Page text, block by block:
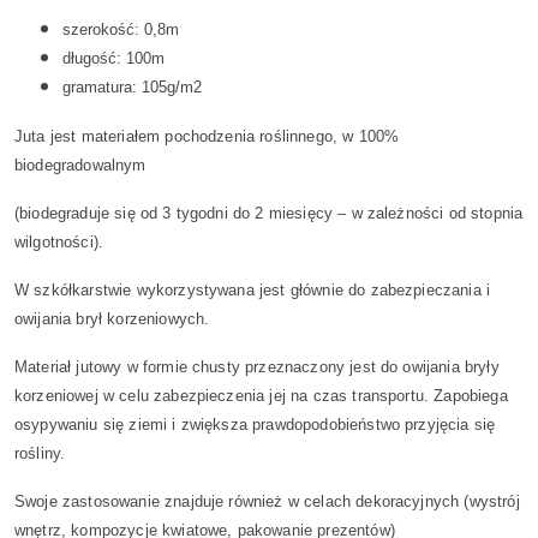
szerokość: 0,8m
długość: 100m
gramatura: 105g/m2
Juta jest materiałem pochodzenia roślinnego, w 100%
biodegradowalnym
(biodegraduje się od 3 tygodni do 2 miesięcy – w zależności od stopnia
wilgotności).
W szkółkarstwie wykorzystywana jest głównie do zabezpieczania i
owijania brył korzeniowych.
Materiał jutowy w formie chusty przeznaczony jest do owijania bryły
korzeniowej w celu zabezpieczenia jej na czas transportu. Zapobiega
osypywaniu się ziemi i zwiększa prawdopodobieństwo przyjęcia się
rośliny.
Swoje zastosowanie znajduje również w celach dekoracyjnych (wystrój
wnętrz, kompozycje kwiatowe, pakowanie prezentów)